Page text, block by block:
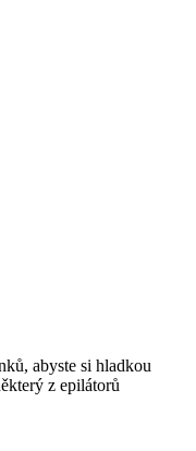
abyste si hladkou
z epilátorů